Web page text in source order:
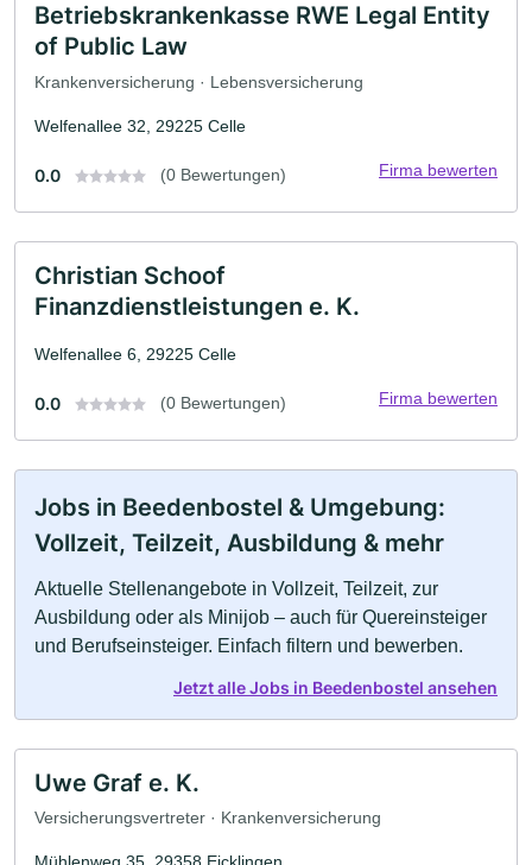
Betriebskrankenkasse RWE Legal Entity
of Public Law
Krankenversicherung · Lebensversicherung
Welfenallee 32, 29225 Celle
0.0 (0 Bewertungen) Firma bewerten
Christian Schoof
Finanzdienstleistungen e. K.
Welfenallee 6, 29225 Celle
0.0 (0 Bewertungen) Firma bewerten
Jobs in Beedenbostel & Umgebung:
Vollzeit, Teilzeit, Ausbildung & mehr
Aktuelle Stellenangebote in Vollzeit, Teilzeit, zur
Ausbildung oder als Minijob – auch für Quereinsteiger
und Berufseinsteiger. Einfach filtern und bewerben.
Jetzt alle Jobs in Beedenbostel ansehen
Uwe Graf e. K.
Versicherungsvertreter · Krankenversicherung